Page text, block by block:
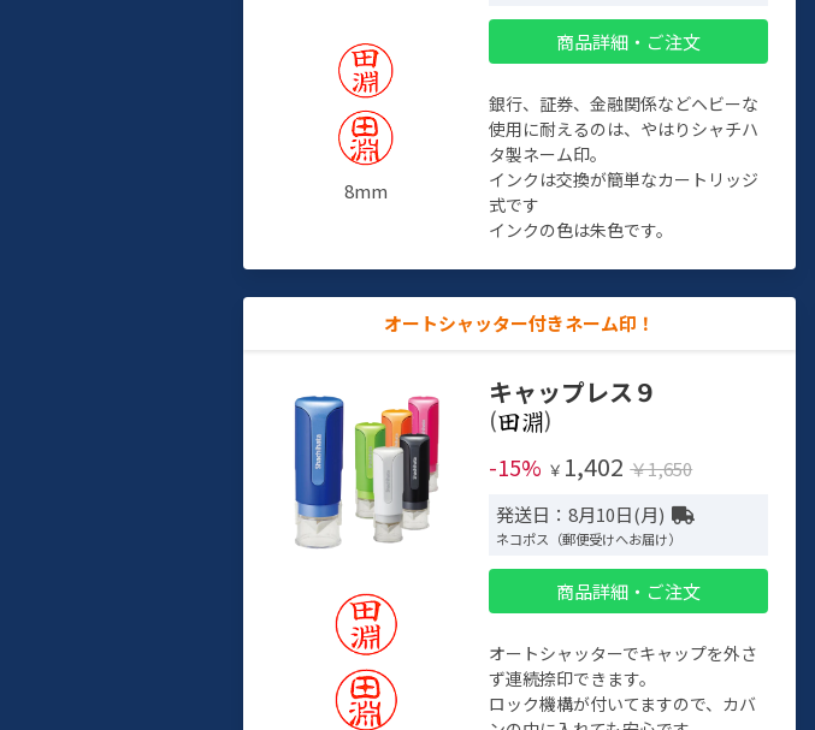
8mm
商品詳細・ご注文
銀行、証券、金融関係などヘビーな
使用に耐えるのは、やはりシャチハ
タ製ネーム印。
インクは交換が簡単なカートリッジ
式です
インクの色は朱色です。
オートシャッター付きネーム印！
キャップレス９
(
)
-15% ￥ 1,402 ￥1,650
発送日：8月10日(月)
ネコポス（郵便受けへお届け）
商品詳細・ご注文
オートシャッターでキャップを外さ
ず連続捺印できます。
ロック機構が付いてますので、カバ